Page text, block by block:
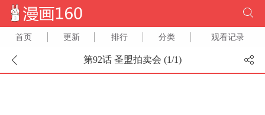
首页 更新 排行 分类 观看记录
第92话 圣盟拍卖会 (1/1)